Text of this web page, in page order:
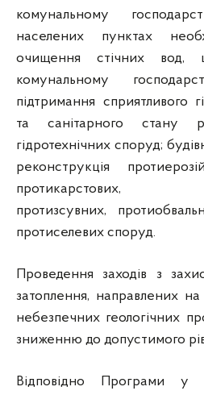
комунальному
населених пунктах
очищення стічних
комунальному
підтримання сприятливого
та санітарного стану
гідротехнічних споруд;
реконструкція
протикарстових,
протизсувних,
протиселевих споруд.
Проведення заходів з
затоплення, направлених на
небезпечних геологічних
зниженню до допустимого
Відповідно Програми у